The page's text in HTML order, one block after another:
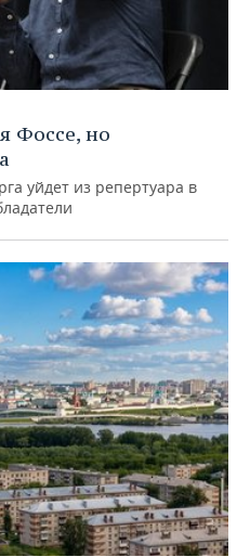
Фоссе, но
уйдет из репертуара в